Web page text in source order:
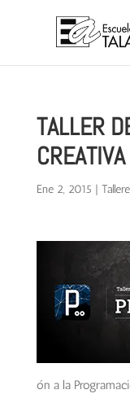
TALLER
Ene 2, 2015 |
ón a la